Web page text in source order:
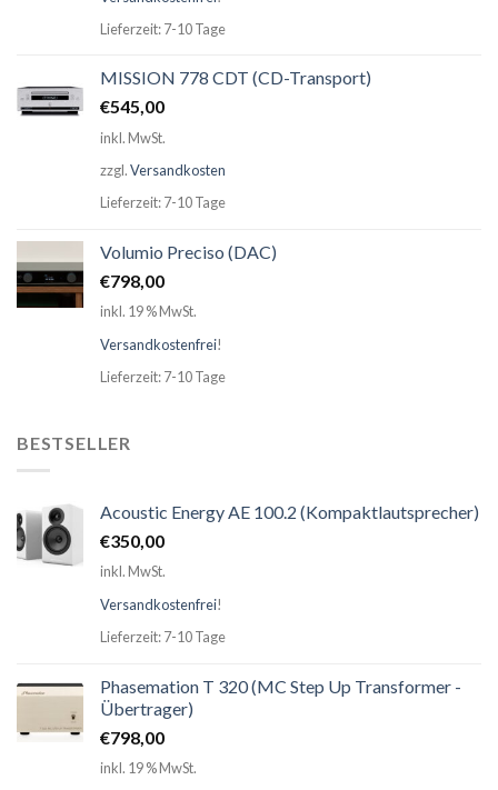
Lieferzeit: 7-10 Tage
MISSION 778 CDT (CD-Transport)
€545,00
inkl. MwSt.
zzgl.Versandkosten
Lieferzeit: 7-10 Tage
Volumio Preciso (DAC)
€798,00
inkl. 19 % MwSt.
Versandkostenfrei!
Lieferzeit: 7-10 Tage
BESTSELLER
Acoustic Energy AE 100.2 (Kompaktlautsprecher)
€350,00
inkl. MwSt.
Versandkostenfrei!
Lieferzeit: 7-10 Tage
Phasemation T 320 (MC Step Up Transformer -
Übertrager)
€798,00
inkl. 19 % MwSt.